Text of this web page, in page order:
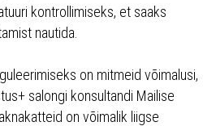
kontrollimiseks, et saaks
nautida.
on mitmeid võimalusi,
salongi konsultandi Mailise
on võimalik liigse